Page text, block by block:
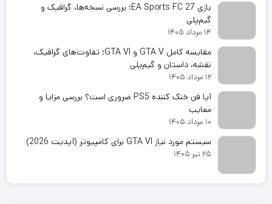
بازی EA Sports FC 27؛ بررسی نسخه‌ها، گرافیک و
گیم‌پلی
۱۴ مرداد ۱۴۰۵
مقایسه کامل GTA V و GTA VI؛ تفاوت‌های گرافیک،
نقشه، داستان و گیم‌پلی
۱۲ مرداد ۱۴۰۵
آیا فن خنک کننده PS5 ضروری است؟ بررسی مزایا و
معایب
۱۰ مرداد ۱۴۰۵
سیستم مورد نیاز GTA VI برای کامپیوتر (آپدیت 2026)
۲۵ تیر ۱۴۰۵